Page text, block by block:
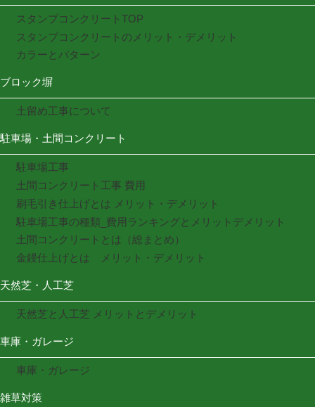
スタンプコンクリートTOP
スタンプコンクリートのメリット・デメリット
カラーとパターン
ブロック塀
土留め工事について
駐車場・土間コンクリート
駐車場工事
土間コンクリート工事 費用
刷毛引き仕上げとは メリット・デメリット
駐車場工事の種類_費用ランキングとメリットデメリット
土間コンクリートとは（総まとめ）
金鏝仕上げとは メリット・デメリット
天然芝・人工芝
天然芝と人工芝 メリットとデメリット
車庫・ガレージ
車庫・ガレージ
雑草対策